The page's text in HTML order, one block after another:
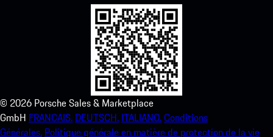
© 2026 Porsche Sales & Marketplace
GmbH FRANCAIS. DEUTSCH. ITALIANO.Conditions
Générales. Politique générale en matière de protection de la vie